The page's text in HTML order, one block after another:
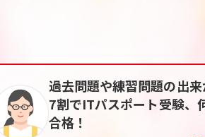
過去問題や練習問題の出
7割でITパスポート受験、
合格！